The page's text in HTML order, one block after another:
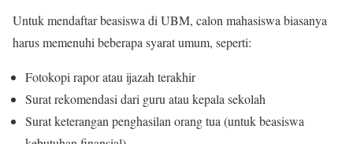
Untuk mendaftar beasiswa di UBM, calon mahasiswa biasanya
harus memenuhi beberapa syarat umum, seperti:
Fotokopi rapor atau ijazah terakhir
Surat rekomendasi dari guru atau kepala sekolah
Surat keterangan penghasilan orang tua (untuk beasiswa